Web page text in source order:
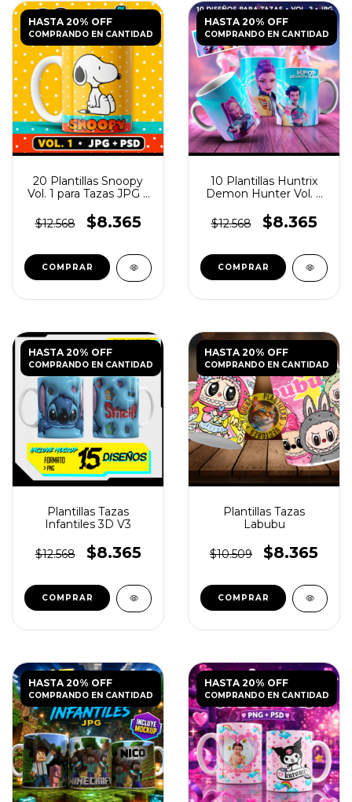
HASTA 20% OFF
COMPRANDO EN CANTIDAD
20 Plantillas Snoopy
Vol. 1 para Tazas JPG y
$12.568
$8.365
HASTA 20% OFF
COMPRANDO EN CANTIDAD
10 Plantillas Huntrix
Demon Hunter Vol. 2
$12.568
$8.365
HASTA 20% OFF
COMPRANDO EN CANTIDAD
Plantillas Tazas
Infantiles 3D V3
$12.568 $8.365
HASTA 20% OFF
COMPRANDO EN CANTIDAD
Plantillas Tazas
Labubu
$10.509 $8.365
HASTA 20% OFF
COMPRANDO EN CANTIDAD
HASTA 20% OFF
COMPRANDO EN CANTIDAD